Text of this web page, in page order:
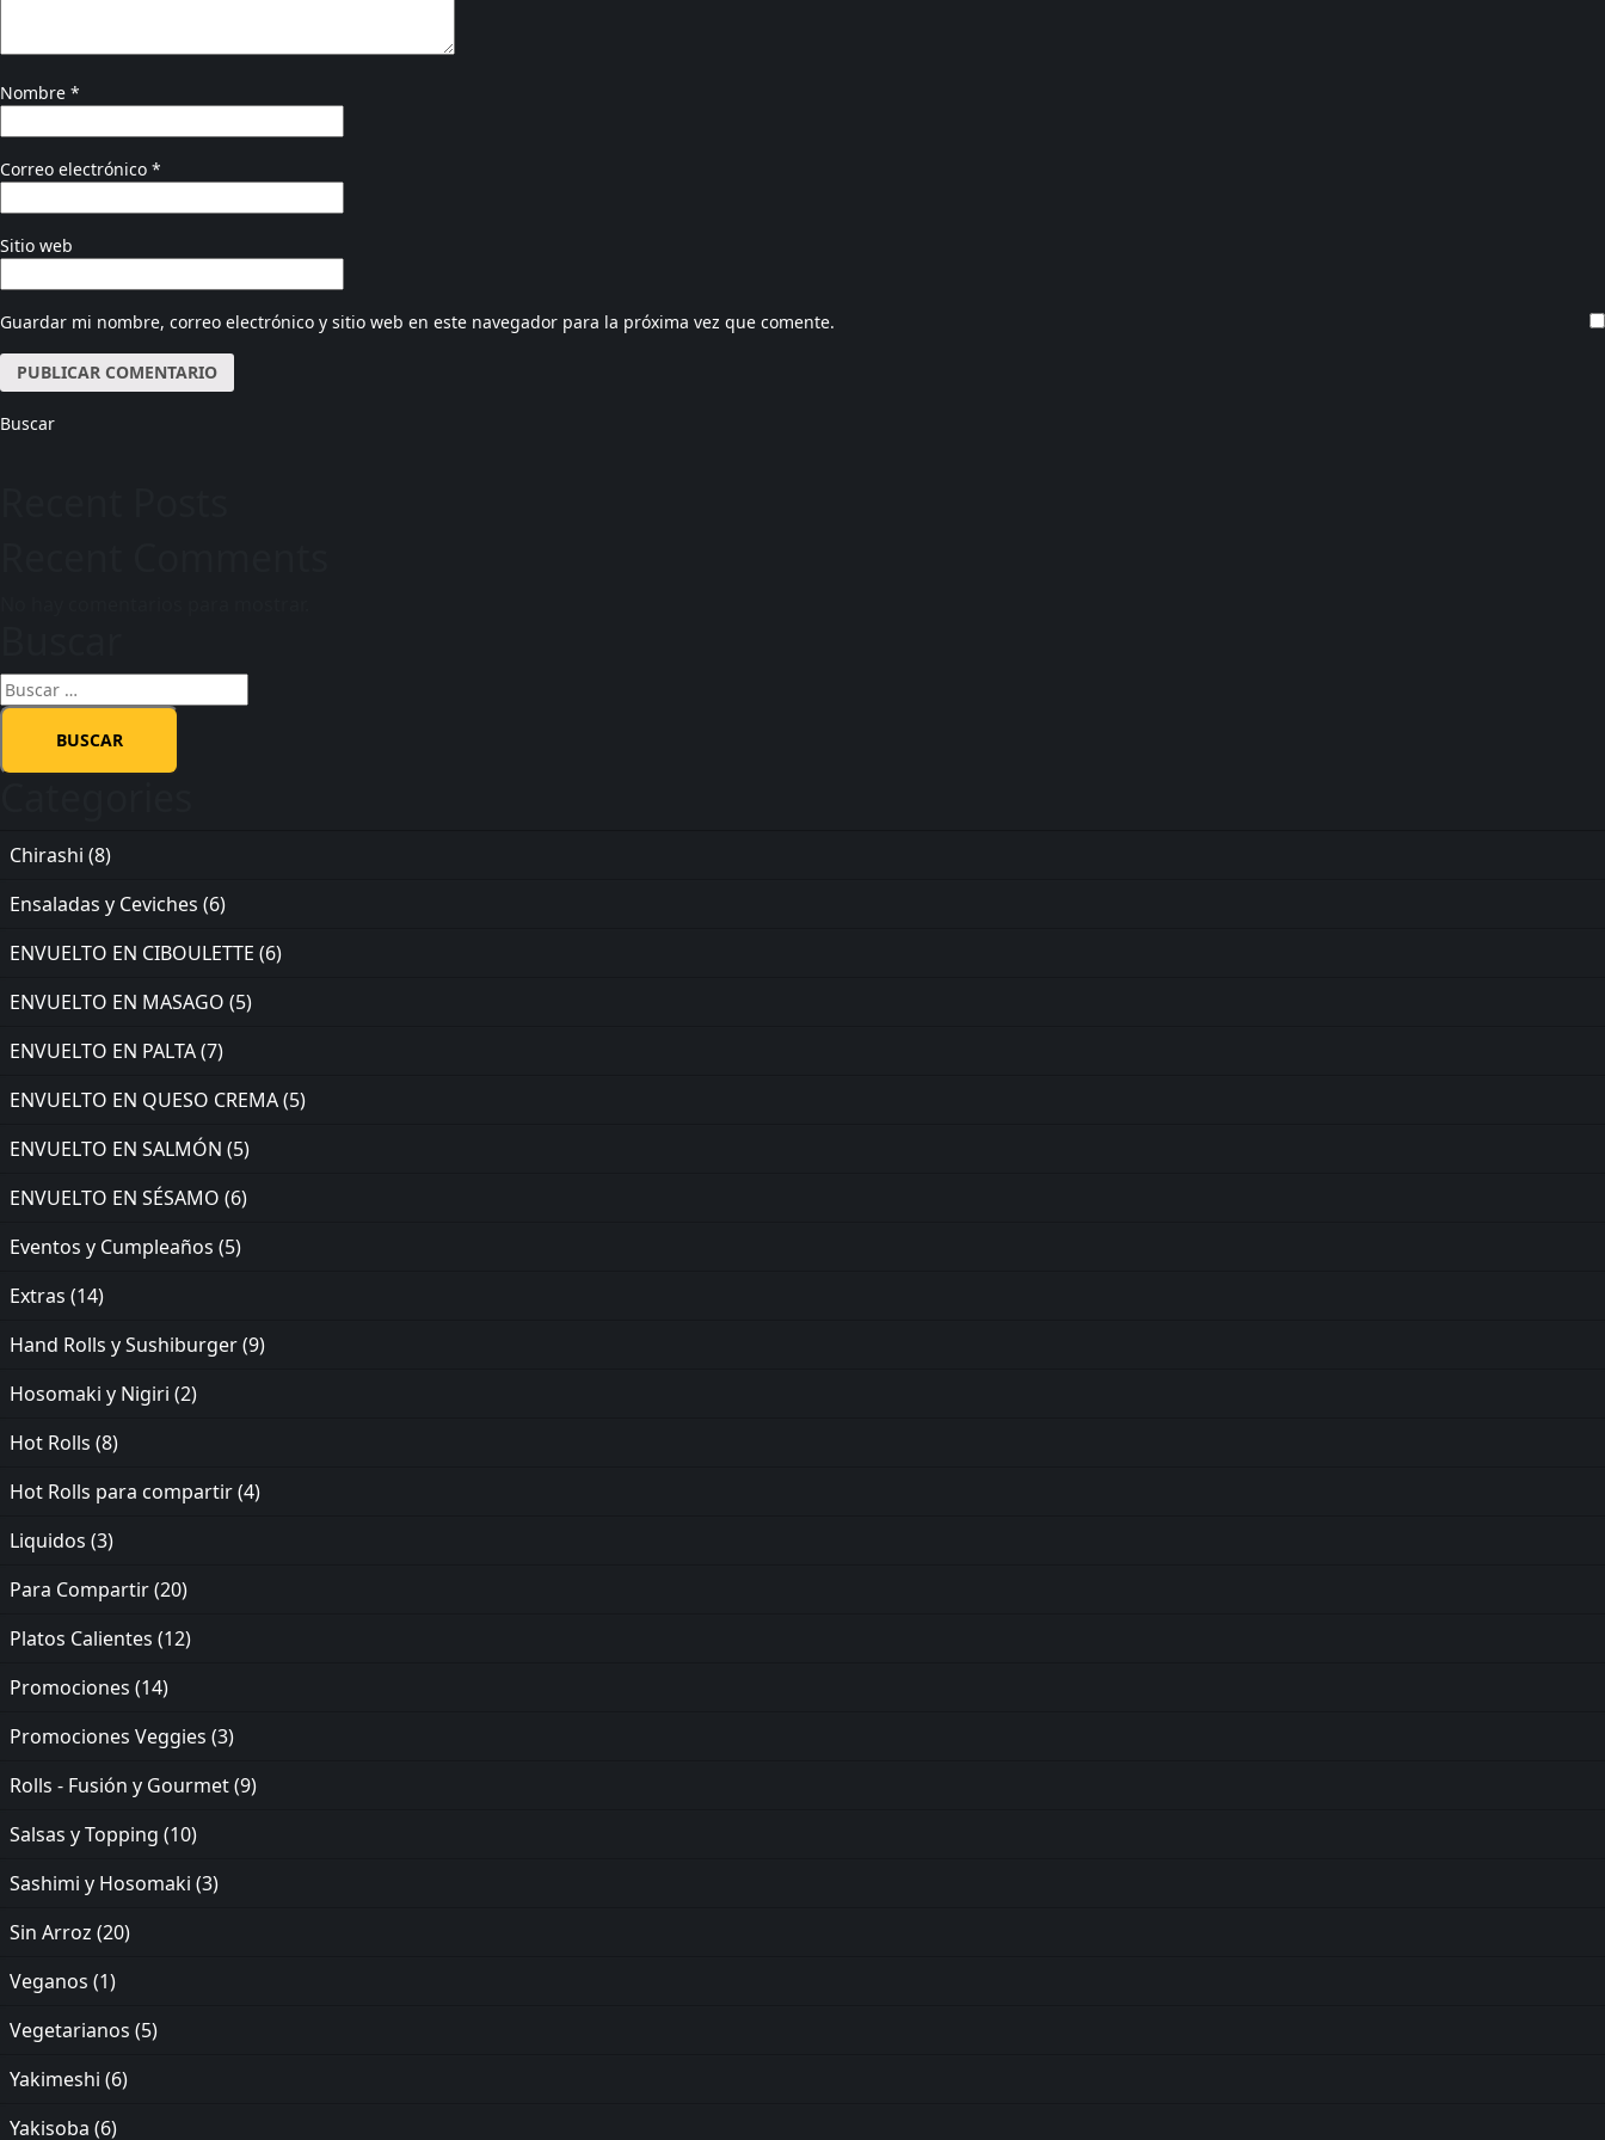
Nombre *
Correo electrónico *
Sitio web
Guardar mi nombre, correo electrónico y sitio web en este navegador para la próxima vez que comente.
Buscar
Chirashi (8)
Ensaladas y Ceviches (6)
ENVUELTO EN CIBOULETTE (6)
ENVUELTO EN MASAGO (5)
ENVUELTO EN PALTA(7)
ENVUELTO EN QUESO CREMA(5)
ENVUELTO EN SALMÓN (5)
ENVUELTO EN SÉSAMO (6)
Eventos y Cumpleaños (5)
Extras (14)
Hand Rolls y Sushiburger(9)
Hosomaki y Nigiri (2)
Hot Rolls (8)
Hot Rolls para compartir(4)
Liquidos (3)
Para Compartir(20)
Platos Calientes (12)
Promociones (14)
Promociones Veggies (3)
Rolls - Fusión y Gourmet(9)
Salsas y Topping (10)
Sashimi y Hosomaki (3)
Sin Arroz (20)
Veganos (1)
Vegetarianos (5)
Yakimeshi (6)
Yakisoba (6)